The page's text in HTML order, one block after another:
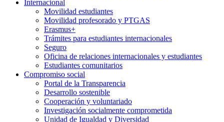
Internacional
Movilidad estudiantes
Movilidad profesorado y PTGAS
Erasmus+
Trámites para estudiantes internacionales
Seguro
Oficina de relaciones internacionales y estudiantes
Estudiantes comunitarios
Compromiso social
Portal de la Transparencia
Desarrollo sostenible
Cooperación y voluntariado
Investigación socialmente comprometida
Unidad de Igualdad y Diversidad